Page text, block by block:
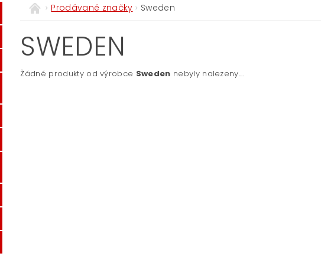
Prodávané značky Sweden
SWEDEN
Žádné produkty od výrobce Sweden nebyly nalezeny....